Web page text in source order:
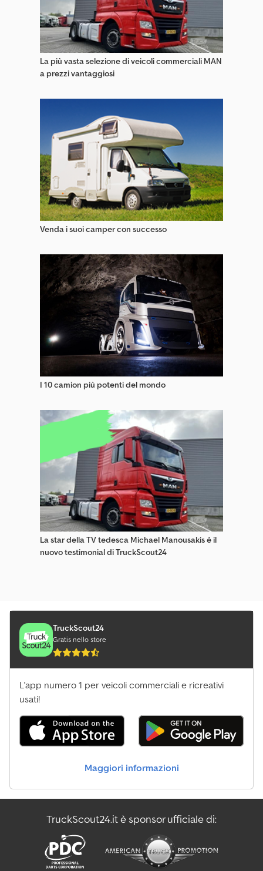
Iveco Furgoni Speciali
Kia Furgoni Speciali
Maxus Furgoni Speciali
Opel Furgoni Speciali
Renault Furgoni Speciali
Vw Furgoni Speciali
La più vasta selezione di veicoli commerciali MAN
a prezzi vantaggiosi
Venda i suoi camper con successo
I 10 camion più potenti del mondo
La star della TV tedesca Michael Manousakis è il
nuovo testimonial di TruckScout24
TruckScout24
Gratis nello store
L'app numero 1 per veicoli commerciali e ricreativi
usati!
Maggiori informazioni
TruckScout24.it è sponsor ufficiale di: